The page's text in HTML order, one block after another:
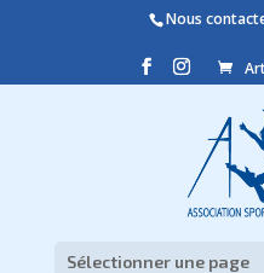
Nous
Sélectionner une page